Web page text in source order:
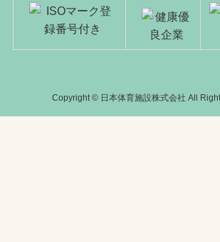
Copyright © 日本体育施設株式会社 All